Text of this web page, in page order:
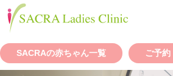
SACRAの赤ちゃん一覧 ご予約